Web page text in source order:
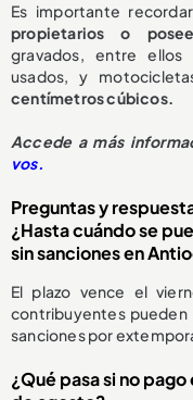
Es importante
propietarios o
gravados, entre ellos
usados, y
centímetros cúbicos.
Accede a más
vos.
Preguntas y
¿Hasta cuándo se
sin sanciones en
El plazo vence el
contribuyentes pueden
sanciones por
¿Qué pasa si no